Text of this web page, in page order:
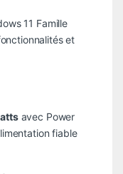
11 Famille
et
avec Power
fiable